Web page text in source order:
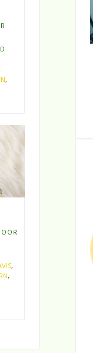
,
,
,